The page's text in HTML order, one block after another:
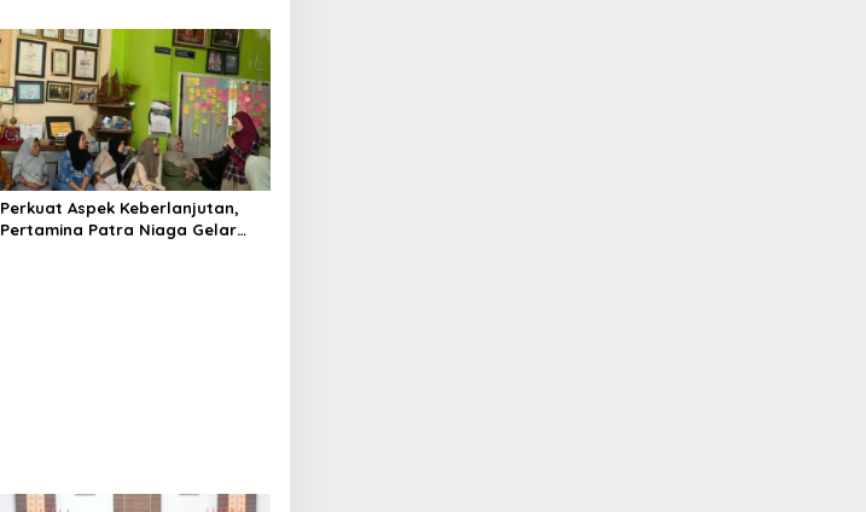
Perkuat Aspek Keberlanjutan,
Pertamina Patra Niaga Gelar